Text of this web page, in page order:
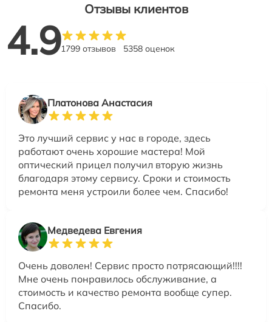
Отзывы клиентов
4.91799 отзывов 5358 оценок
Платонова Анастасия
Это лучший сервис у нас в городе, здесь
работают очень хорошие мастера! Мой
оптический прицел получил вторую жизнь
благодаря этому сервису. Сроки и стоимость
ремонта меня устроили более чем. Спасибо!
Медведева Евгения
Очень доволен! Сервис просто потрясающий!!!!
Мне очень понравилось обслуживание, а
стоимость и качество ремонта вообще супер.
Спасибо.